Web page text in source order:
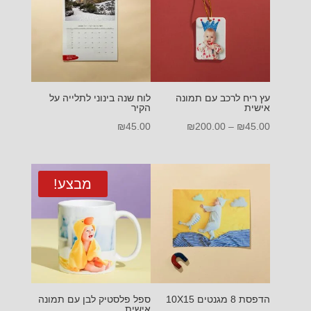
עץ ריח לרכב עם תמונה
אישית
₪45.00
–
₪200.00
⁦₪45.00⁩
לוח שנה בינוני לתלייה על
הקיר
₪45.00
הדפסת 8 מגנטים 10X15
מבצע!
ספל פלסטיק לבן עם תמונה
אישית